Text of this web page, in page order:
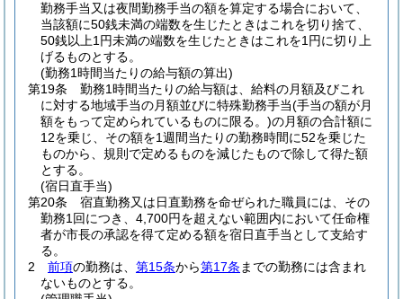
勤務手当又は夜間勤務手当の額を算定する場合において、
当該額に50銭未満の端数を生じたときはこれを切り捨て、
50銭以上1円未満の端数を生じたときはこれを1円に切り上
げるものとする。
(勤務1時間当たりの給与額の算出)
第19条
勤務1時間当たりの給与額は、給料の月額及びこれ
に対する地域手当の月額並びに特殊勤務手当(手当の額が月
額をもって定められているものに限る。)の月額の合計額に
12を乗じ、その額を1週間当たりの勤務時間に52を乗じた
ものから、規則で定めるものを減じたもので除して得た額
とする。
(宿日直手当)
第20条
宿直勤務又は日直勤務を命ぜられた職員には、その
勤務1回につき、4,700円を超えない範囲内において任命権
者が市長の承認を得て定める額を宿日直手当として支給す
る。
2
前項の勤務は、 第15条から第17条 までの勤務には含まれ
ないものとする。